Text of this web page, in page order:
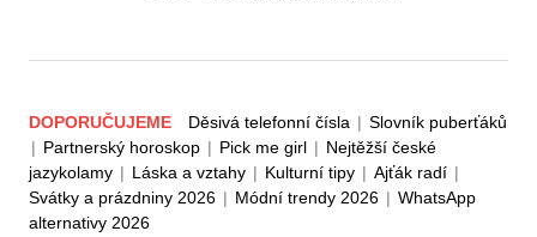
DOPORUČUJEME Děsivá telefonní čísla | Slovník puberťáků
| Partnerský horoskop | Pick me girl | Nejtěžší české
jazykolamy | Láska a vztahy | Kulturní tipy | Ajťák radí |
Svátky a prázdniny 2026 | Módní trendy 2026 | WhatsApp
alternativy 2026